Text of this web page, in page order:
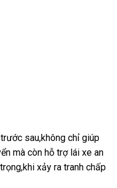
sau,không chỉ giúp
mà còn hỗ trợ lái xe an
xảy ra tranh chấp